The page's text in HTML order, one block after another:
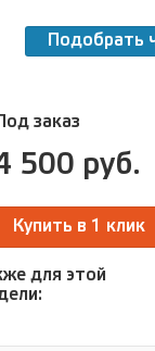
Подобрать
заказ
500 руб.
Купить в 1 клик
для этой